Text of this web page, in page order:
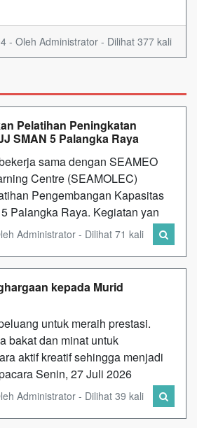
- Oleh Administrator - Dilihat 377 kali
Pelatihan Peningkatan
SMAN 5 Palangka Raya
sama dengan SEAMEO
Centre (SEAMOLEC)
Pengembangan Kapasitas
Palangka Raya. Kegiatan yan
Administrator - Dilihat 71 kali
kepada Murid
untuk meraih prestasi.
bakat dan minat untuk
aktif kreatif sehingga menjadi
Senin, 27 Juli 2026
Administrator - Dilihat 39 kali